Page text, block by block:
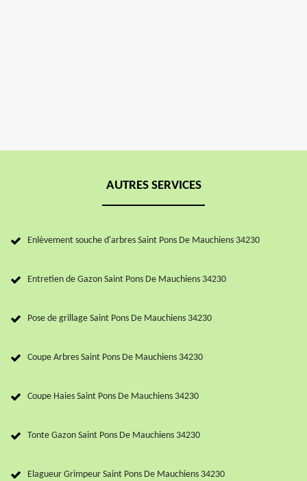
AUTRES SERVICES
Enlèvement souche d'arbres Saint Pons De Mauchiens 34230
Entretien de Gazon Saint Pons De Mauchiens 34230
Pose de grillage Saint Pons De Mauchiens 34230
Coupe Arbres Saint Pons De Mauchiens 34230
Coupe Haies Saint Pons De Mauchiens 34230
Tonte Gazon Saint Pons De Mauchiens 34230
Elagueur Grimpeur Saint Pons De Mauchiens 34230